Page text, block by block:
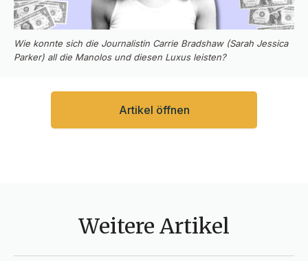
Wie konnte sich die Journalistin Carrie Bradshaw (Sarah Jessica
Parker) all die Manolos und diesen Luxus leisten?
Artikel öffnen
Weitere Artikel